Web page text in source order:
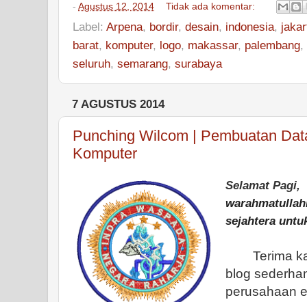
- Agustus 12, 2014 Tidak ada komentar:
Label: Arpena, bordir, desain, indonesia,
barat, komputer, logo, makassar, palembang,
seluruh, semarang, surabaya
7 AGUSTUS 2014
Punching Wilcom | Pembuatan
Komputer
Selamat Pagi,
sejahtera
Terima
blog
perusahaan